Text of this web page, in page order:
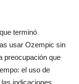
terminó
usar Ozempic sin
preocupación que
el uso de
indicaciones